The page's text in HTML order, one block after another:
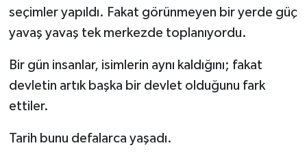
seçimler yapıldı. Fakat görünmeyen bir yerde güç
yavaş yavaş tek merkezde toplanıyordu.
Bir gün insanlar, isimlerin aynı kaldığını; fakat
devletin artık başka bir devlet olduğunu fark
ettiler.
Tarih bunu defalarca yaşadı.